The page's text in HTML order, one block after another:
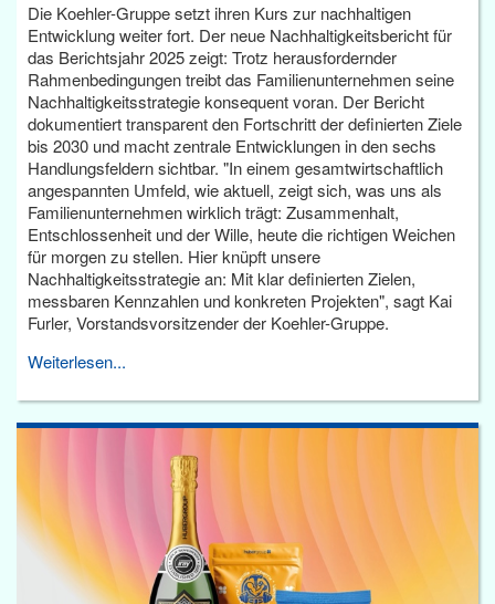
Die Koehler-Gruppe setzt ihren Kurs zur nachhaltigen
Entwicklung weiter fort. Der neue Nachhaltigkeitsbericht für
das Berichtsjahr 2025 zeigt: Trotz herausfordernder
Rahmenbedingungen treibt das Familienunternehmen seine
Nachhaltigkeitsstrategie konsequent voran. Der Bericht
dokumentiert transparent den Fortschritt der definierten Ziele
bis 2030 und macht zentrale Entwicklungen in den sechs
Handlungsfeldern sichtbar. "In einem gesamtwirtschaftlich
angespannten Umfeld, wie aktuell, zeigt sich, was uns als
Familienunternehmen wirklich trägt: Zusammenhalt,
Entschlossenheit und der Wille, heute die richtigen Weichen
für morgen zu stellen. Hier knüpft unsere
Nachhaltigkeitsstrategie an: Mit klar definierten Zielen,
messbaren Kennzahlen und konkreten Projekten", sagt Kai
Furler, Vorstandsvorsitzender der Koehler-Gruppe.
Weiterlesen...